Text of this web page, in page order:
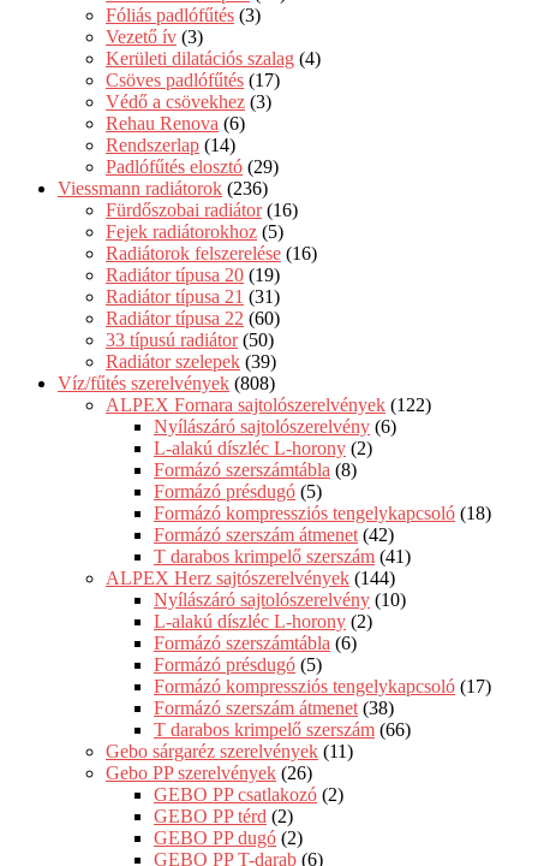
Fóliás padlófűtés (3)
Vezető ív (3)
Kerületi dilatációs szalag (4)
Csöves padlófűtés (17)
Védő a csövekhez (3)
Rehau Renova (6)
Rendszerlap (14)
Padlófűtés elosztó (29)
Viessmann radiátorok (236)
Fürdőszobai radiátor (16)
Fejek radiátorokhoz (5)
Radiátorok felszerelése (16)
Radiátor típusa 20 (19)
Radiátor típusa 21 (31)
Radiátor típusa 22 (60)
33 típusú radiátor (50)
Radiátor szelepek (39)
Víz/fűtés szerelvények (808)
ALPEX Fornara sajtolószerelvények (122)
Nyílászáró sajtolószerelvény (6)
L-alakú díszléc L-horony (2)
Formázó szerszámtábla (8)
Formázó présdugó (5)
Formázó kompressziós tengelykapcsoló (18)
Formázó szerszám átmenet (42)
T darabos krimpelő szerszám (41)
ALPEX Herz sajtószerelvények (144)
Nyílászáró sajtolószerelvény (10)
L-alakú díszléc L-horony (2)
Formázó szerszámtábla (6)
Formázó présdugó (5)
Formázó kompressziós tengelykapcsoló (17)
Formázó szerszám átmenet (38)
T darabos krimpelő szerszám (66)
Gebo sárgaréz szerelvények (11)
Gebo PP szerelvények (26)
GEBO PP csatlakozó (2)
GEBO PP térd (2)
GEBO PP dugó (2)
GEBO PP T-darab (6)